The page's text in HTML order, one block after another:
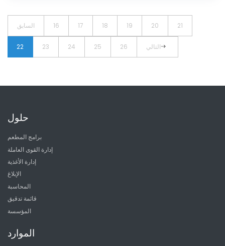
السابق 16 17 18 19 20 21
22 23 24 25 26 التالي
حلول
برامج المطعم
إدارة القوى العاملة
إدارة الأغذية
الإبلاغ
المحاسبة
قائمة تدقيق
المؤسسة
الموارد